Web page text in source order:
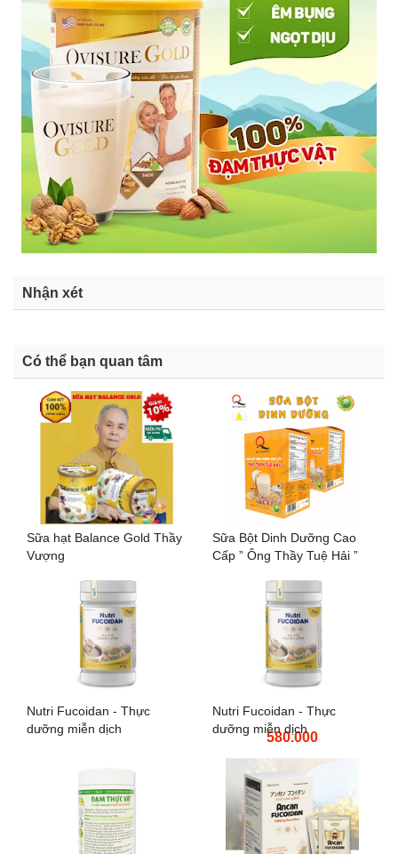
Nhận xét
Có thể bạn quan tâm
Sữa hạt Balance Gold Thầy
Vượng
Sữa Bột Dinh Dưỡng Cao
Cấp ” Ông Thầy Tuệ Hải ”
Nutri Fucoidan - Thực
dưỡng miễn dịch
Nutri Fucoidan - Thực
dưỡng miễn dịch
580.000